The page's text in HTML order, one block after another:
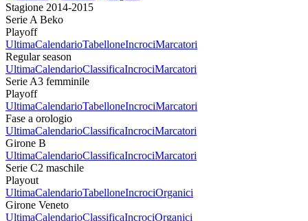
Stagione 2014-2015
Serie A Beko
Playoff
UltimaCalendarioTabelloneIncrociMarcatori
Regular season
UltimaCalendarioClassificaIncrociMarcatori
Serie A3 femminile
Playoff
UltimaCalendarioTabelloneIncrociMarcatori
Fase a orologio
UltimaCalendarioClassificaIncrociMarcatori
Girone B
UltimaCalendarioClassificaIncrociMarcatori
Serie C2 maschile
Playout
UltimaCalendarioTabelloneIncrociOrganici
Girone Veneto
UltimaCalendarioClassificaIncrociOrganici